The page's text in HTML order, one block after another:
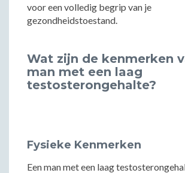
voor een volledig begrip van je
gezondheidstoestand.
Wat zijn de kenmerken
man met een laag
testosterongehalte?
Fysieke Kenmerken
Een man met een laag